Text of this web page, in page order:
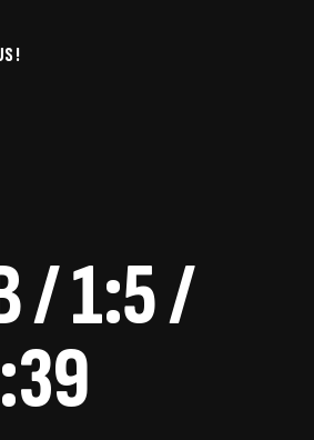
!
/ 1:5 /